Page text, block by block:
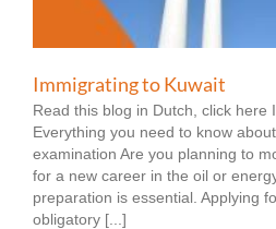
Immigrating to Kuwait
Read this blog in Dutch, click here
Everything you need to know
examination Are you planning to
for a new career in the oil or
preparation is essential. Applying
obligatory [...]